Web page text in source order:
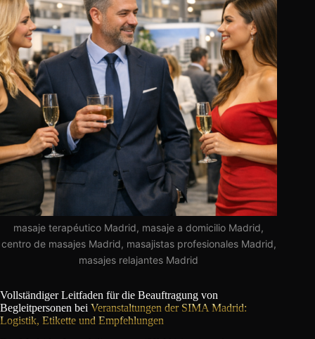
masaje terapéutico Madrid, masaje a domicilio Madrid,
centro de masajes Madrid, masajistas profesionales Madrid,
masajes relajantes Madrid
Vollständiger Leitfaden für die Beauftragung von
Begleitpersonen bei Veranstaltungen der SIMA Madrid:
Logistik, Etikette und Empfehlungen